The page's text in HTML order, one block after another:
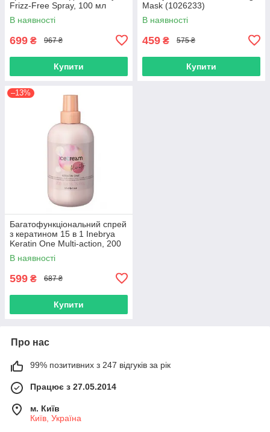
Frizz-Free Spray, 100 мл
(1026335)
В наявності
699 ₴ 967 ₴
Купити
Mask (1026233)
В наявності
459 ₴ 575 ₴
Купити
–13%
Багатофункціональний спрей
з кератином 15 в 1 Inebrya
Keratin One Multi-action, 200
мл (1026315)
В наявності
599 ₴ 687 ₴
Купити
Про нас
99% позитивних з 247 відгуків за рік
Працює з 27.05.2014
м. Київ
Київ, Україна